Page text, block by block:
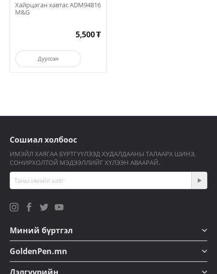
Хайрцаган хавтас ADM94816
M&G
5,500₮
Дууссан
Сошиал холбоос
ИМЭЙЛ ХАЯГАА БҮРТГҮҮЛЭЭД ХУДАЛДААНЫ ТАЛААРХ ШИНЭ,
СОНИРХОЛТОЙ МЭДЭЭЛЛИЙГ ХҮЛЭЭН АВААРАЙ.
Миний бүртгэл
GoldenPen.mn